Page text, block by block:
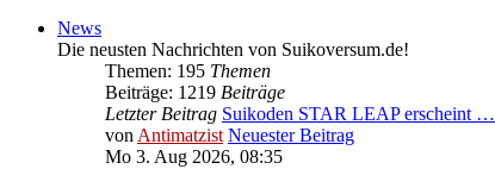
News
Die neusten Nachrichten von Suikoversum.de!
Themen: 195 Themen
Beiträge: 1219 Beiträge
Letzter Beitrag Suikoden STAR LEAP erscheint …
vonAntimatzist Neuester Beitrag
Mo 3. Aug 2026, 08:35